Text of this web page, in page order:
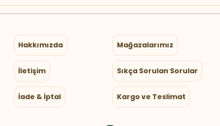
Hakkımızda Mağazalarımız
İletişim Sıkça Sorulan Sorular
İade & İptal Kargo ve Teslimat